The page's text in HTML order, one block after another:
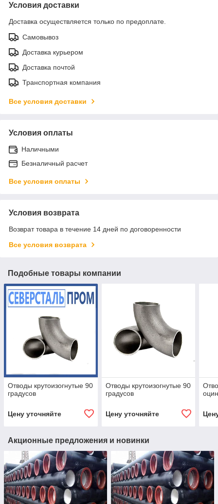
Условия доставки
Доставка осуществляется только по предоплате.
Самовывоз
Доставка курьером
Доставка почтой
Транспортная компания
Все условия доставки
Условия оплаты
Наличными
Безналичный расчет
Все условия оплаты
Условия возврата
Возврат товара в течение 14 дней по договоренности
Все условия возврата
Подобные товары компании
Отводы крутоизогнутые 90
градусов
Цену уточняйте
Отводы крутоизогнутые 90
градусов
Цену уточняйте
Акционные предложения и новинки